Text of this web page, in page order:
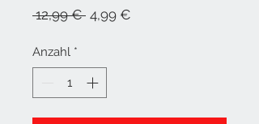
12,99 € Standardpreis
4,99 €
Anzahl *